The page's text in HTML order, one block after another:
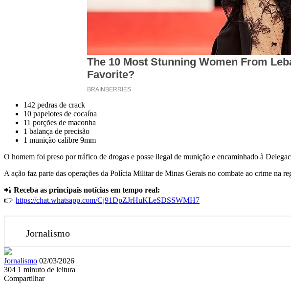
142 pedras de crack
10 papelotes de cocaína
11 porções de maconha
1 balança de precisão
1 munição calibre 9mm
O homem foi preso por tráfico de drogas e posse ilegal de munição e encaminhado à
A ação faz parte das operações da Polícia Militar de Minas Gerais no combate ao crime na
📲 Receba as principais notícias em tempo real:
👉 https://chat.whatsapp.com/Cj91DpZJrHuKLeSDSSWMH7
Jornalismo
Jornalismo Mande
um
e-
02/03/2026
304 1 minuto de leitura
Facebook
X
Linkedin
Skype
Messenger
Messenger
WhatsApp
Telegram
Compartilhar